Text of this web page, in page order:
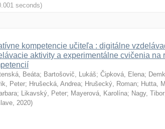
seconds)
kompetencie učiteľa : digitálne
aktivity a experimentálne cvičenia na
Beáta; Bartošovič, Lukáš; Čipková, Elena;
Peter; Hrušecká, Andrea; Hrušecký, Roman; Hutta,
; Likavský, Peter; Mayerová, Karolína; Nagy, Tibor
, 2020)